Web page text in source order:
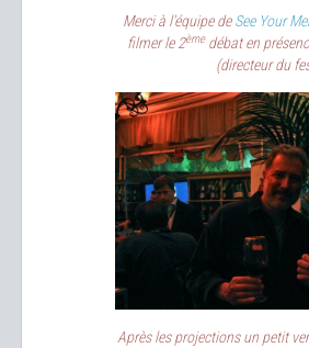
Merci à l'équipe deSee Your
filmer le 2èmedébat en
(directeur du
Après les projections un petit